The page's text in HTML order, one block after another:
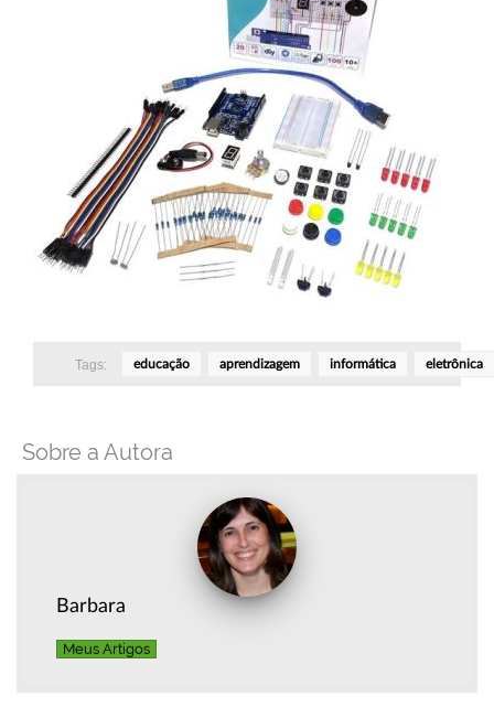
Tags: educação aprendizagem informática eletrônica
Sobre a Autora
Barbara
Meus Artigos